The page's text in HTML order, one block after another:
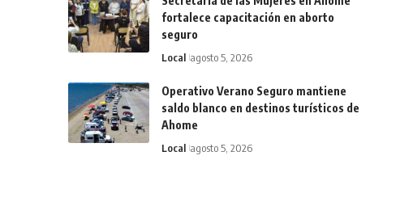
fortalece capacitación en aborto
seguro
Local agosto 5, 2026
Operativo Verano Seguro mantiene
saldo blanco en destinos turísticos de
Ahome
Local agosto 5, 2026